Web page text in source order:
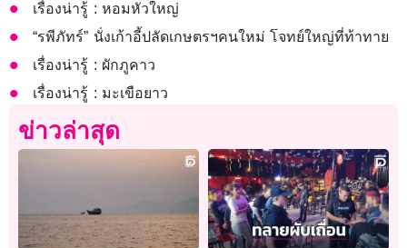
เรื่องน่ารู้ : หอมหัวใหญ่
“รพีภัทร์” นั่งเก้าอี้ปลัดเกษตรฯคนใหม่ โจทย์ใหญ่ที่ท้าทาย
เรื่องน่ารู้ : ผักภูคาว
เรื่องน่ารู้ : มะเขือยาว
ข่าวล่าสุด